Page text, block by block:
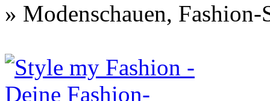
» Modenschauen,